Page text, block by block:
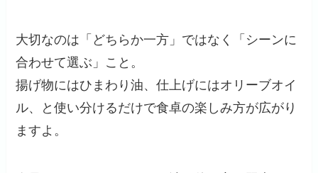
大切なのは「どちらか一方」ではなく「シーンに
合わせて選ぶ」こと。
揚げ物にはひまわり油、仕上げにはオリーブオイ
ル、と使い分けるだけで食卓の楽しみ方が広がり
ますよ。